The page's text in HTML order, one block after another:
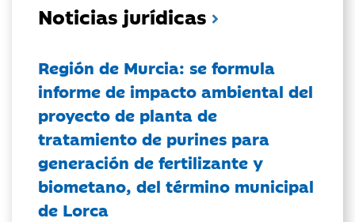
Noticias jurídicas
Región de Murcia: se formula
informe de impacto ambiental del
proyecto de planta de
tratamiento de purines para
generación de fertilizante y
biometano, del término municipal
de Lorca